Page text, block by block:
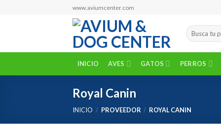
www.aviumcenter.com
Buscar
por:
INICIO AVES GATOS PERROS
Royal Canin
INICIO / PROVEEDOR / ROYAL CANIN